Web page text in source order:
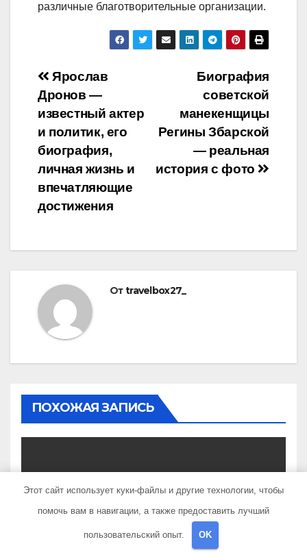
различные благотворительные организации.
Навигация
по
записям
Биография
советской
манекенщицы
Регины Збарской
— реальная
история с фото
Ярослав
Дронов —
известный актер
и политик, его
биография,
личная жизнь и
впечатляющие
достижения
Отtravelbox27_
ПОХОЖАЯ ЗАПИСЬ
UNCATEGORISED
Биография Веры Мухиной
— история жизни и
карьеры успешной
TRAVELBOX27_
Этот сайт использует куки-файлы и другие технологии, чтобы
помочь вам в навигации, а также предоставить лучший
пользовательский опыт. OK